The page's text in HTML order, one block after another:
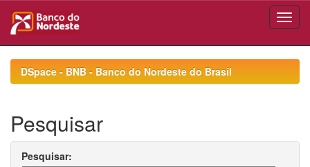
navigationDSpace - BNB - Banco do Nordeste do Brasil
Pesquisar
Pesquisar: